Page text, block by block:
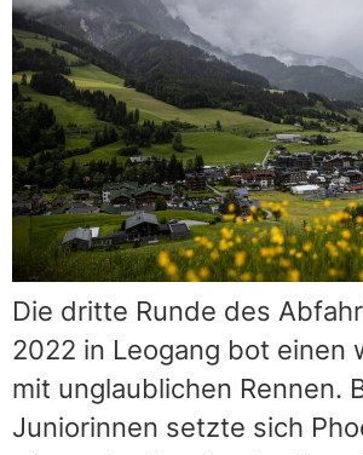
Die dritte Runde des
2022 in Leogang bot einen
mit unglaublichen Rennen.
Juniorinnen setzte sich